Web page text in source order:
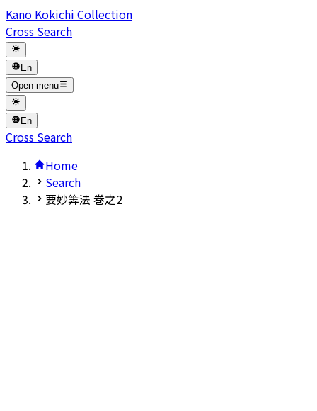
Kano Kokichi Collection
Cross Search
En
Open menu
En
Cross Search
Home
Search
要妙筭法 巻之2